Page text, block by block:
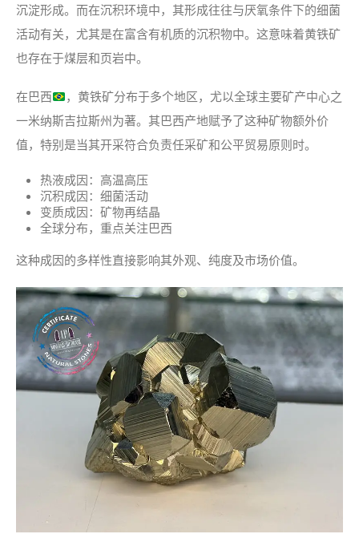
沉淀形成。而在沉积环境中，其形成往往与厌氧条件下的细菌
活动有关，尤其是在富含有机质的沉积物中。这意味着黄铁矿
也存在于煤层和页岩中。
在巴西
，黄铁矿分布于多个地区，尤以全球主要矿产中心之
一米纳斯吉拉斯州为著。其巴西产地赋予了这种矿物额外价
值，特别是当其开采符合负责任采矿和公平贸易原则时。
热液成因：高温高压
沉积成因：细菌活动
变质成因：矿物再结晶
全球分布，重点关注巴西
这种成因的多样性直接影响其外观、纯度及市场价值。